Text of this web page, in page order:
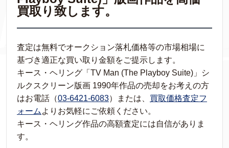
買取り致します。
査定は無料でオークション落札価格等の市場相場に
基づき適正な買い取り金額をご提示します。
キース・ヘリング「TV Man (The Playboy Suite)」シ
ルクスクリーン版画 1990年作品の売却をお考えの方
はお電話（03-6421-6083）または、 買取価格査定フ
ォーム よりお気軽にご依頼ください。
キース・ヘリング作品の高額査定には自信がありま
す。